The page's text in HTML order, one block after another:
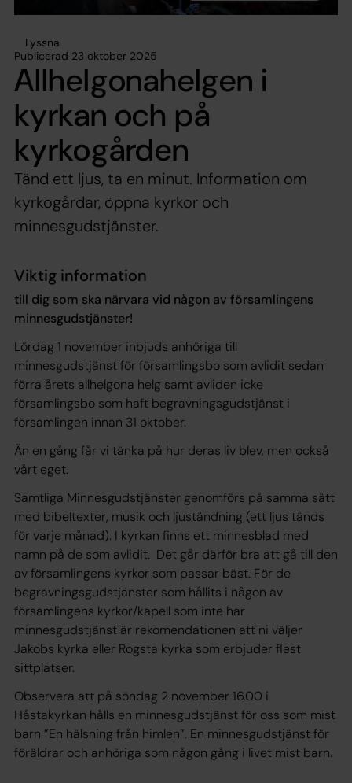
Lyssna
Publicerad 23 oktober 2025
Allhelgonahelgen i
kyrkan och på
kyrkogården
Tänd ett ljus, ta en minut. Information om
kyrkogårdar, öppna kyrkor och
minnesgudstjänster.
Viktig information
till dig som ska närvara vid någon av församlingens
minnesgudstjänster!
Lördag 1 november inbjuds anhöriga till
minnesgudstjänst för församlingsbo som avlidit sedan
förra årets allhelgona helg samt avliden icke
församlingsbo som haft begravningsgudstjänst i
församlingen innan 31 oktober.
Än en gång får vi tänka på hur deras liv blev, men också
vårt eget.
Samtliga Minnesgudstjänster genomförs på samma sätt
med bibeltexter, musik och ljuständning (ett ljus tänds
för varje månad). I kyrkan finns ett minnesblad med
namn på de som avlidit. Det går därför bra att gå till den
av församlingens kyrkor som passar bäst. För de
begravningsgudstjänster som hållits i någon av
församlingens kyrkor/kapell som inte har
minnesgudstjänst är rekomendationen att ni väljer
Jakobs kyrka eller Rogsta kyrka som erbjuder flest
sittplatser.
Observera att på söndag 2 november 16.00 i
Håstakyrkan hålls en minnesgudstjänst för oss som mist
barn ”En hälsning från himlen”. En minnesgudstjänst för
föräldrar och anhöriga som någon gång i livet mist barn.